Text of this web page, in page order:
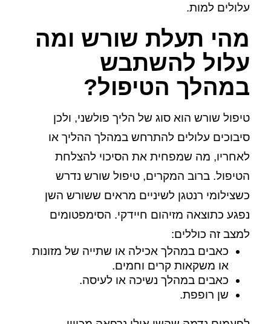
עלולים למות.
מהי תעלת שורש ומה
עלול להשתבש
במהלך הטיפול?
טיפול שורש הוא סוג של הליך פולשני, ולכן
סיבוכים עלולים להתרחש במהלך ההליך או
לאחריו, מה שמפחית את הסיכוי להצלחת
הטיפול. ברוב המקרים, טיפול שורש נדרש
כשצילומי רנטגן לשיניים מראים ששורש השן
נפגע כתוצאה מזיהום חיידקי. הסימפטומים
למצב זה כוללים:
כאבים במהלך אכילה או שתייה של מזונות
או משקאות קרים וחמים.
כאבים במהלך נשיכה או לעיסה.
שן רופפת.